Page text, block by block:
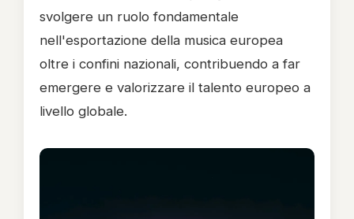
svolgere un ruolo fondamentale
nell'esportazione della musica europea
oltre i confini nazionali, contribuendo a far
emergere e valorizzare il talento europeo a
livello globale.